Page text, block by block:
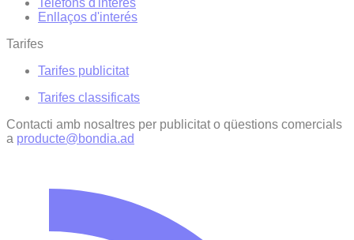
Telèfons d'interès
Enllaços d'interés
Tarifes
Tarifes publicitat
Tarifes classificats
Contacti amb nosaltres per publicitat o qüestions comercials
a producte@bondia.ad